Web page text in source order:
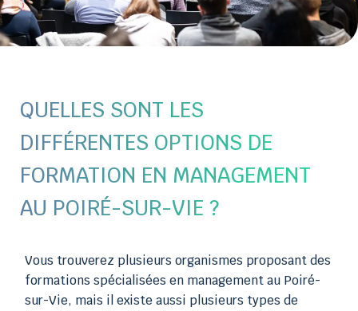
QUELLES SONT LES
DIFFÉRENTES OPTIONS DE
FORMATION EN MANAGEMENT
AU POIRÉ-SUR-VIE ?
Vous trouverez plusieurs organismes proposant des
formations spécialisées en management au Poiré-
sur-Vie, mais il existe aussi plusieurs types de